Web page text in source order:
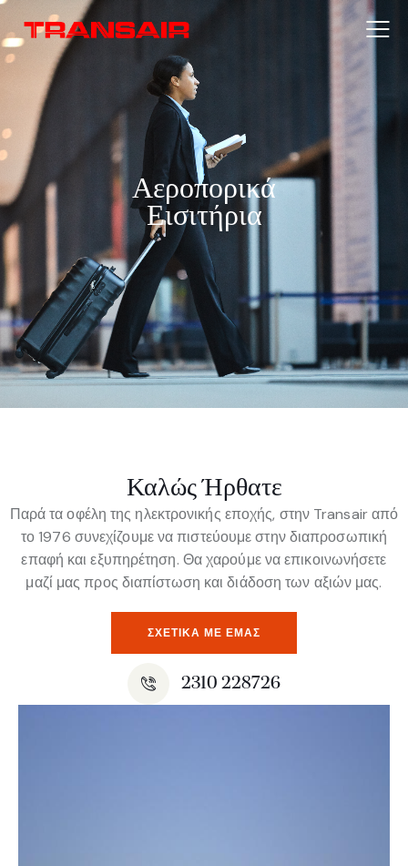
Αεροπορικά
Εισιτήρια
Καλώς Ήρθατε
Παρά τα οφέλη της ηλεκτρονικής εποχής, στην Transair από
το 1976 συνεχίζουμε να πιστεύουμε στην διαπροσωπική
επαφή και εξυπηρέτηση. Θα χαρούμε να επικοινωνήσετε
μαζί μας προς διαπίστωση και διάδοση των αξιών μας.
ΣΧΕΤΙΚΆ ΜΕ ΕΜΆΣ
2310 228726